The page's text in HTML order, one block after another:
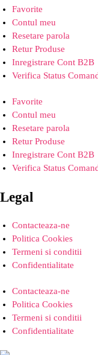
Favorite
Contul meu
Resetare parola
Retur Produse
Inregistrare Cont B2B
Verifica Status
Favorite
Contul meu
Resetare parola
Retur Produse
Inregistrare Cont B2B
Verifica Status
Legal
Contacteaza-ne
Politica Cookies
Termeni si conditii
Confidentialitate
Contacteaza-ne
Politica Cookies
Termeni si conditii
Confidentialitate